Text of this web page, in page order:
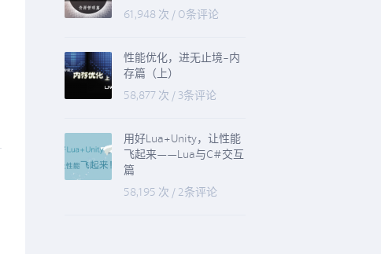
61,948 次 / 0条评论
性能优化，进无止境-内
存篇（上）
58,877 次 / 3条评论
用好Lua+Unity，让性能
飞起来——Lua与C#交互
篇
58,195 次 / 2条评论